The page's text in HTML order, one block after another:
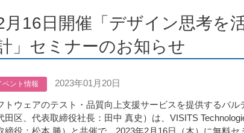
月16日開催「デザイン思考を
」セミナーのお知らせ
ベント情報 2023年01月20日
トウェアのテスト・品質向上支援サービスを提供するバ
田区、代表取締役社長：田中 真史）は、VISITS
締役：松本 勝）と共催で、2023年2月16日（木）に無料